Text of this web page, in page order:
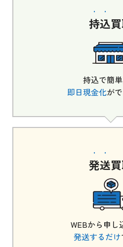
持込
持込で簡
即日現金化が
発送
WEBから申し
発送するだけ